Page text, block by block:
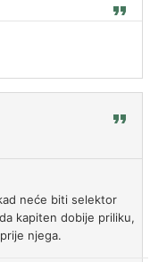
neće biti selektor
kapiten dobije priliku,
njega.